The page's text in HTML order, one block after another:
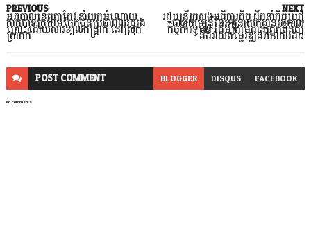
NEXT
រដ្ឋមន្រ្តីក្រសួងអធិការកិច្ច ដឹកនាំកិច្ចប្រជុំ
ជាមួយមន្ត្រីនៃអគ្គនាយកដ្ឋានរដ្ឋបាល
កិច្ចការទូទៅ ដើម្បីតាមដានត្រួតពិនិត្យ
និងវាយតម្លៃវឌ្ឍនភាពការងារ
PREVIOUS
អភិបាលខេត្តតាកែវ នាំយកអំណោយ
កាកបាទក្រហមចែកជូនប្រជាពលរដ្ឋរង
គ្រោះ ដោយសារខ្យល់កន្រ្តាក់ នៅស្រុក
ត្រាំកក់
POSTCOMMENT BLOGGER DISQUS FACEBOOK
No comments